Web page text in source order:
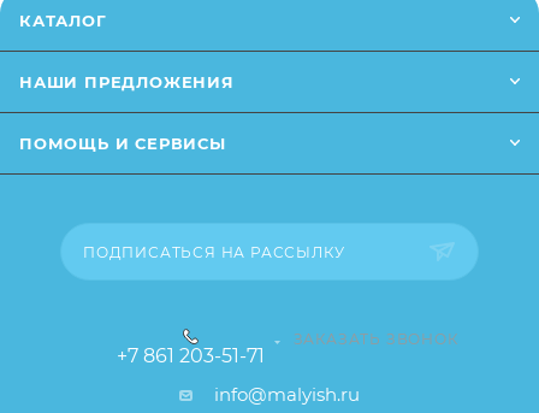
небольшие изменения в дизайне или упаковке и т.д.,
свойства товара), при этом основные
КАТАЛОГ
НАШИ ПРЕДЛОЖЕНИЯ
ПОМОЩЬ И СЕРВИСЫ
ПОДПИСАТЬСЯ НА РАССЫЛКУ
+7 861 203-51-71
ЗАКАЗАТЬ ЗВОНОК
info@malyish.ru